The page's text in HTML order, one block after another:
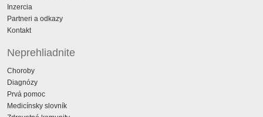
Inzercia
Partneri a odkazy
Kontakt
Neprehliadnite
Choroby
Diagnózy
Prvá pomoc
Medicínsky slovník